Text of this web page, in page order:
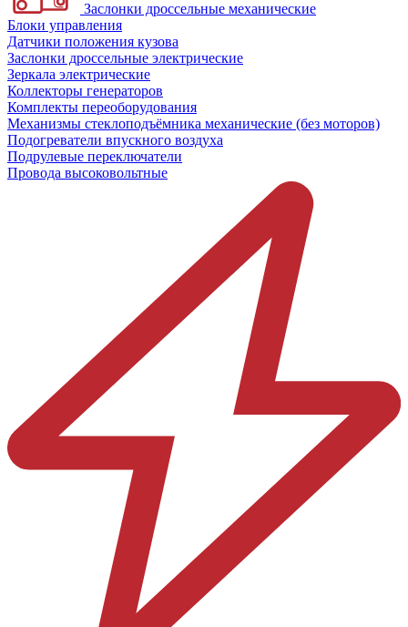
Заслонки дроссельные механические
Блоки управления
Датчики положения кузова
Заслонки дроссельные электрические
Зеркала электрические
Коллекторы генераторов
Комплекты переоборудования
Механизмы стеклоподъёмника механические (без моторов)
Подогреватели впускного воздуха
Подрулевые переключатели
Провода высоковольтные